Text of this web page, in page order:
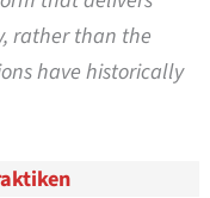
rather than the
have historically